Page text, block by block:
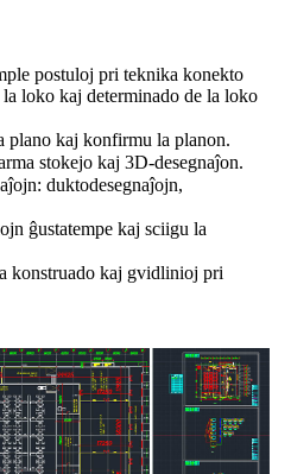
postuloj pri teknika konekto
loko kaj determinado de la loko
kaj konfirmu la planon.
stokejo kaj 3D-desegnaĵon.
duktodesegnaĵojn,
ĝustatempe kaj sciigu la
kaj gvidlinioj pri